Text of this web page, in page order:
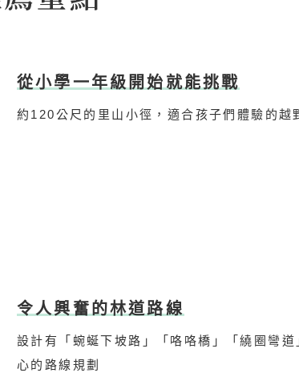
從小學一年級開始就能挑戰
約120公尺的里山小徑，適合孩子們體驗的越
令人興奮的林道路線
設計有「蜿蜒下坡路」「咯咯橋」「繞圈彎道
心的路線規劃